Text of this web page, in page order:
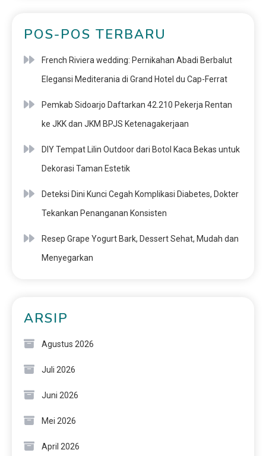
POS-POS TERBARU
French Riviera wedding: Pernikahan Abadi Berbalut
Elegansi Mediterania di Grand Hotel du Cap-Ferrat
Pemkab Sidoarjo Daftarkan 42.210 Pekerja Rentan
ke JKK dan JKM BPJS Ketenagakerjaan
DIY Tempat Lilin Outdoor dari Botol Kaca Bekas untuk
Dekorasi Taman Estetik
Deteksi Dini Kunci Cegah Komplikasi Diabetes, Dokter
Tekankan Penanganan Konsisten
Resep Grape Yogurt Bark, Dessert Sehat, Mudah dan
Menyegarkan
ARSIP
Agustus 2026
Juli 2026
Juni 2026
Mei 2026
April 2026